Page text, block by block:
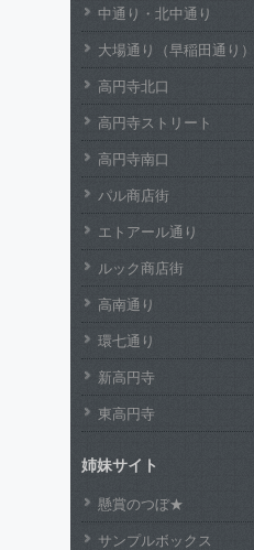
中通り・北中通り
大場通り（早稲田通り）
高円寺北口
高円寺ストリート
高円寺南口
パル商店街
エトアール通り
ルック商店街
高南通り
環七通り
新高円寺
東高円寺
姉妹サイト
懸賞のつぼ★
サンプルボックス